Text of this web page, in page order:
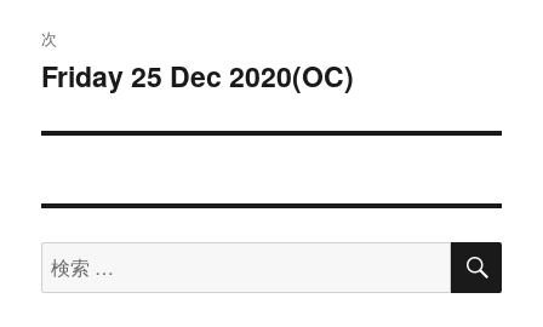
ビ
ゲ
ー
ン
投
稿:
次
次
投
Friday 25 Dec 2020(OC)
検
索
検